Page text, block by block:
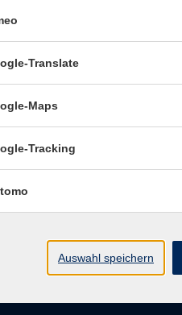
Translate
Maps
Tracking
Auswahl speichern